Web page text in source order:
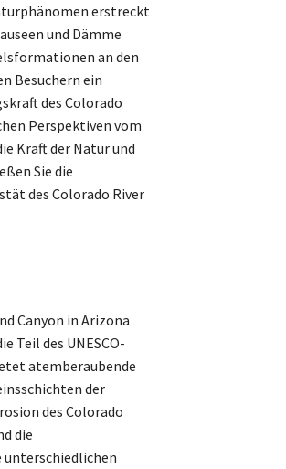
erstreckt
und Dämme
an den
Besuchern ein
des Colorado
Perspektiven vom
Kraft der Natur und
Sie die
des Colorado River
Canyon in Arizona
Teil des UNESCO-
atemberaubende
der
des Colorado
die
unterschiedlichen